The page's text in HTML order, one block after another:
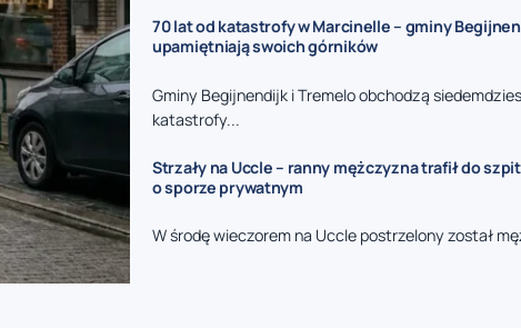
70 lat od katastrofy w Marcinelle – gminy
upamiętniają swoich górników
Gminy Begijnendijk i Tremelo obchodzą
katastrofy...
Strzały na Uccle – ranny mężczyzna trafił do
o sporze prywatnym
W środę wieczorem na Uccle postrzelony został